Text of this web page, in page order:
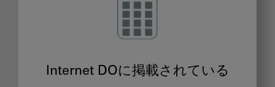
Internet DOに掲載されている